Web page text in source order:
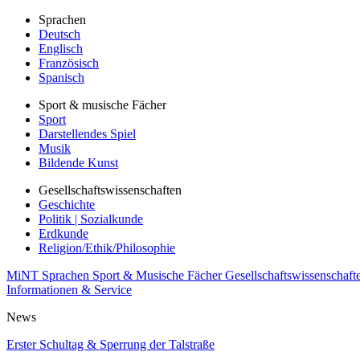
Sprachen
Deutsch
Englisch
Französisch
Spanisch
Sport & musische Fächer
Sport
Darstellendes Spiel
Musik
Bildende Kunst
Gesellschaftswissenschaften
Geschichte
Politik | Sozialkunde
Erdkunde
Religion/Ethik/Philosophie
MiNT Sprachen Sport & Musische Fächer
Informationen & Service
News
Erster Schultag & Sperrung der Talstraße